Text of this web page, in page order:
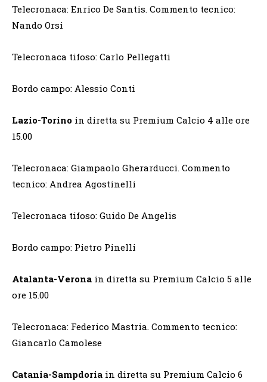
Telecronaca: Enrico De Santis. Commento tecnico:
Nando Orsi
Telecronaca tifoso: Carlo Pellegatti
Bordo campo: Alessio Conti
Lazio-Torino in diretta su Premium Calcio 4 alle ore
15.00
Telecronaca: Giampaolo Gherarducci. Commento
tecnico: Andrea Agostinelli
Telecronaca tifoso: Guido De Angelis
Bordo campo: Pietro Pinelli
Atalanta-Verona in diretta su Premium Calcio 5 alle
ore 15.00
Telecronaca: Federico Mastria. Commento tecnico:
Giancarlo Camolese
Catania-Sampdoria in diretta su Premium Calcio 6